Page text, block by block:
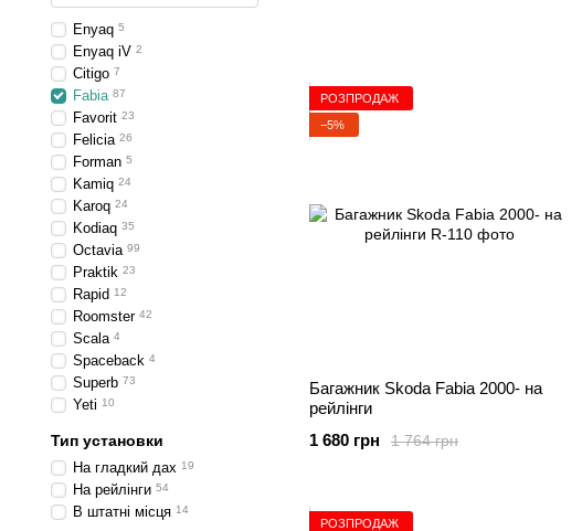
РОЗПРОДАЖ
−5%
Багажник Skoda Fabia 2000- на
рейлінги
1 764 грн
1 680 грн
РОЗПРОДАЖ
Enyaq 5
Enyaq iV 2
Citigo 7
Fabia 87
Favorit 23
Felicia 26
Forman 5
Kamiq 24
Karoq 24
Kodiaq 35
Octavia 99
Praktik 23
Rapid 12
Roomster 42
Scala 4
Spaceback 4
Superb 73
Yeti 10
Тип установки
На гладкий дах 19
На рейлінги 54
В штатні місця 14